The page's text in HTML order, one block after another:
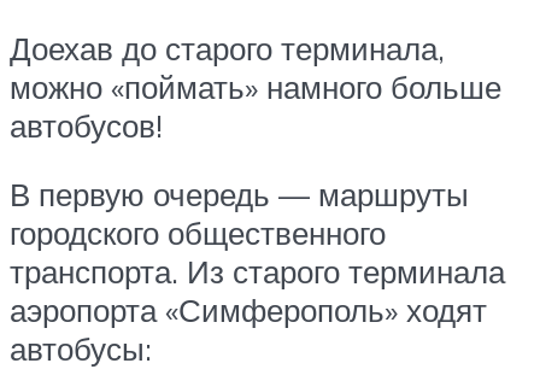
Доехав до старого терминала,
можно «поймать» намного больше
автобусов!
В первую очередь — маршруты
городского общественного
транспорта. Из старого терминала
аэропорта «Симферополь» ходят
автобусы: